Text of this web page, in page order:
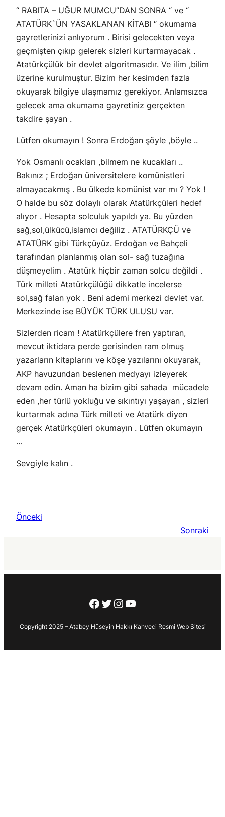
“ RABITA – UĞUR MUMCU”DAN SONRA “ ve “
ATATÜRK`ÜN YASAKLANAN KİTABI “ okumama
gayretlerinizi anlıyorum . Birisi gelecekten veya
geçmişten çıkıp gelerek sizleri kurtarmayacak .
Atatürkçülük bir devlet algoritmasıdır. Ve ilim ,bilim
üzerine kurulmuştur. Bizim her kesimden fazla
okuyarak bilgiye ulaşmamız gerekiyor. Anlamsızca
gelecek ama okumama gayretiniz gerçekten
takdire şayan .
Lütfen okumayın ! Sonra Erdoğan şöyle ,böyle ..
Yok Osmanlı ocakları ,bilmem ne kucakları ..
Bakınız ; Erdoğan üniversitelere komünistleri
almayacakmış . Bu ülkede komünist var mı ? Yok !
O halde bu söz dolaylı olarak Atatürkçüleri hedef
alıyor . Hesapta solculuk yapıldı ya. Bu yüzden
sağ,sol,ülkücü,islamcı değiliz . ATATÜRKÇÜ ve
ATATÜRK gibi Türkçüyüz. Erdoğan ve Bahçeli
tarafından planlanmış olan sol- sağ tuzağına
düşmeyelim . Atatürk hiçbir zaman solcu değildi .
Türk milleti Atatürkçülüğü dikkatle incelerse
sol,sağ falan yok . Beni ademi merkezi devlet var.
Merkezinde ise BÜYÜK TÜRK ULUSU var.
Sizlerden ricam ! Atatürkçülere fren yaptıran,
mevcut iktidara perde gerisinden ram olmuş
yazarların kitaplarını ve köşe yazılarını okuyarak,
AKP havuzundan beslenen medyayı izleyerek
devam edin. Aman ha bizim gibi sahada mücadele
eden ,her türlü yokluğu ve sıkıntıyı yaşayan , sizleri
kurtarmak adına Türk milleti ve Atatürk diyen
gerçek Atatürkçüleri okumayın . Lütfen okumayın
…
Sevgiyle kalın .
Önceki
Sonraki
Facebook
Twitter
Instagram
YouTube
Copyright 2025 – Atabey Hüseyin Hakkı Kahveci Resmi Web Sitesi